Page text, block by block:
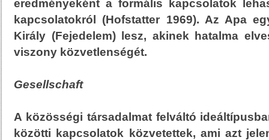
eredményeként a formális kapcsolatok
kapcsolatokról (Hofstatter 1969). Az Apa
Király (Fejedelem) lesz, akinek hatalma
viszony közvetlenségét.
Gesellschaft
A közösségi társadalmat felváltó
közötti kapcsolatok közvetettek, ami azt